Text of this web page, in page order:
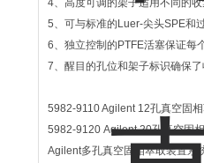
4、高度可调的架子适用不同的
5、可与标准的Luer-尖头SPE和
6、独立控制的PTFE活塞保证每
7、醒目的孔位和架子标识确保
5982-9110 Agilent 12孔真空固
5982-9120 Agilent 20孔真空固
Agilent多孔真空固相萃取装置系